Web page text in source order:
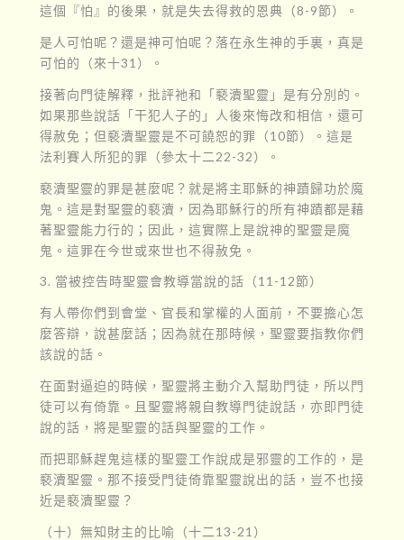
這個『怕』的後果，就是失去得救的恩典（8-9節）。
是人可怕呢？還是神可怕呢？落在永生神的手裏，真是
可怕的（來十31）。
接著向門徒解釋，批評祂和「褻瀆聖靈」是有分別的。
如果那些說話「干犯人子的」人後來悔改和相信，還可
得赦免；但褻瀆聖靈是不可饒恕的罪（10節）。這是
法利賽人所犯的罪（參太十二22-32）。
褻瀆聖靈的罪是甚麼呢？就是將主耶穌的神蹟歸功於魔
鬼。這是對聖靈的褻瀆，因為耶穌行的所有神蹟都是藉
著聖靈能力行的；因此，這實際上是說神的聖靈是魔
鬼。這罪在今世或來世也不得赦免。
3. 當被控告時聖靈會教導當說的話（11-12節）
有人帶你們到會堂、官長和掌權的人面前，不要擔心怎
麼答辯，說甚麼話；因為就在那時候，聖靈要指教你們
該說的話。
在面對逼迫的時候，聖靈將主動介入幫助門徒，所以門
徒可以有倚靠。且聖靈將親自教導門徒說話，亦即門徒
說的話，將是聖靈的話與聖靈的工作。
而把耶穌趕鬼這樣的聖靈工作說成是邪靈的工作的，是
褻瀆聖靈。那不接受門徒倚靠聖靈說出的話，豈不也接
近是褻瀆聖靈？
（十）無知財主的比喻（十二13-21）